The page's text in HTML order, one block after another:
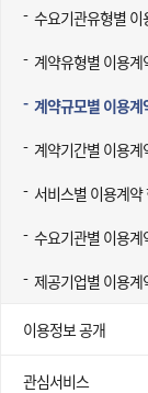
수요기관유형별 이
계약유형별 이용계
계약규모별 이용계
계약기간별 이용계
서비스별 이용계약
수요기관별 이용계
제공기업별 이용계
이용정보 공개
관심서비스